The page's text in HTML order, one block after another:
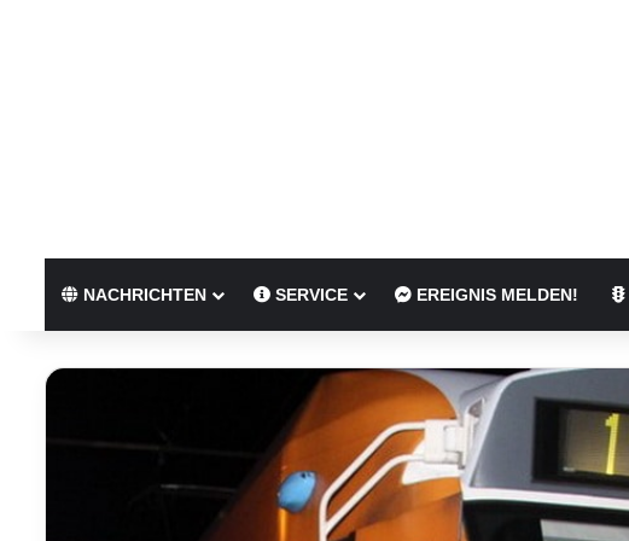
NACHRICHTEN SERVICE EREIGNIS MELDEN!